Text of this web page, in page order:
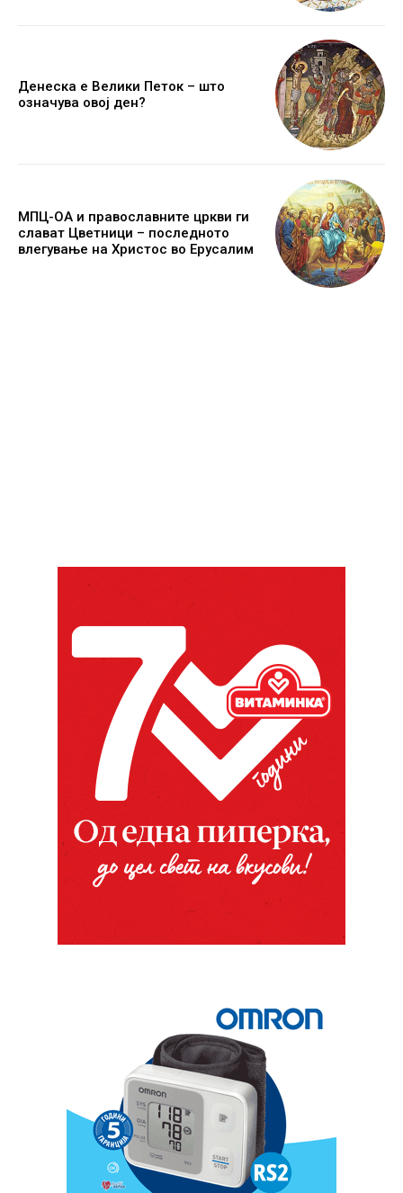
Денеска е Велики Петок – што
означува овој ден?
МПЦ-ОА и православните цркви ги
слават Цветници – последното
влегување на Христос во Ерусалим